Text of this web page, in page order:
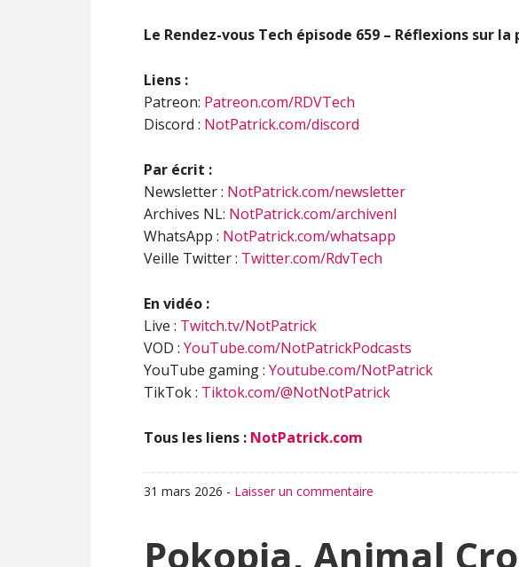
Le Rendez-vous Tech épisode 659 – Réflexions sur la
Liens :
Patreon: Patreon.com/RDVTech
Discord : NotPatrick.com/discord
Par écrit :
Newsletter : NotPatrick.com/newsletter
Archives NL: NotPatrick.com/archivenl
WhatsApp : NotPatrick.com/whatsapp
Veille Twitter : Twitter.com/RdvTech
En vidéo :
Live : Twitch.tv/NotPatrick
VOD : YouTube.com/NotPatrickPodcasts
YouTube gaming : Youtube.com/NotPatrick
TikTok : Tiktok.com/@NotNotPatrick
Tous les liens : NotPatrick.com
31 mars 2026 - Laisser un commentaire
Pokopia, Animal